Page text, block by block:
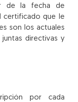
de la fecha de
certificado que le
son los actuales
directivas y
por cada